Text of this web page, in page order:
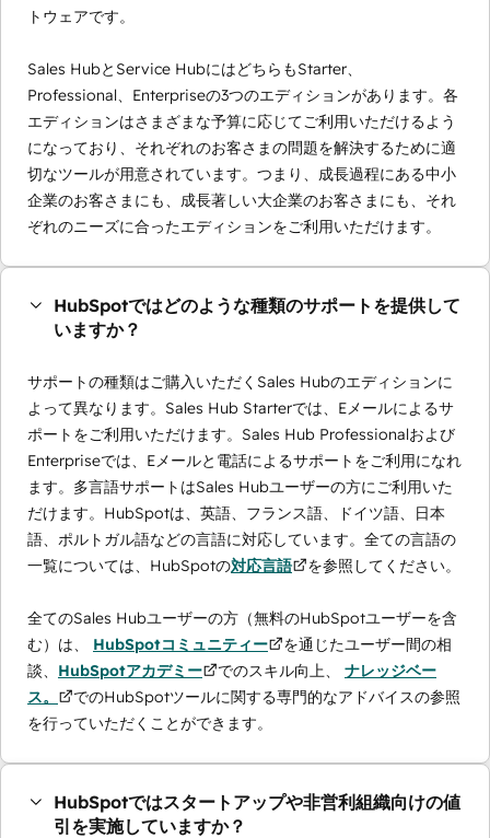
トウェアです。
Sales HubとService HubにはどちらもStarter、
Professional、Enterpriseの3つのエディションがあります。各
エディションはさまざまな予算に応じてご利用いただけるよう
になっており、それぞれのお客さまの問題を解決するために適
切なツールが用意されています。つまり、成長過程にある中小
企業のお客さまにも、成長著しい大企業のお客さまにも、それ
ぞれのニーズに合ったエディションをご利用いただけます。
HubSpotではどのような種類のサポートを提供して
いますか？
サポートの種類はご購入いただくSales Hubのエディションに
よって異なります。Sales Hub Starterでは、Eメールによるサ
ポートをご利用いただけます。Sales Hub Professionalおよび
Enterpriseでは、Eメールと電話によるサポートをご利用になれ
ます。多言語サポートはSales Hubユーザーの方にご利用いた
だけます。HubSpotは、英語、フランス語、ドイツ語、日本
語、ポルトガル語などの言語に対応しています。全ての言語の
一覧については、HubSpotの対応言語 を参照してください。
全てのSales Hubユーザーの方（無料のHubSpotユーザーを含
む）は、 HubSpotコミュニティー
を通じたユーザー間の相
談、 HubSpotアカデミー でのスキル向上、 ナレッジベー
ス。
でのHubSpotツールに関する専門的なアドバイスの参照
を行っていただくことができます。
HubSpotではスタートアップや非営利組織向けの値
引を実施していますか？